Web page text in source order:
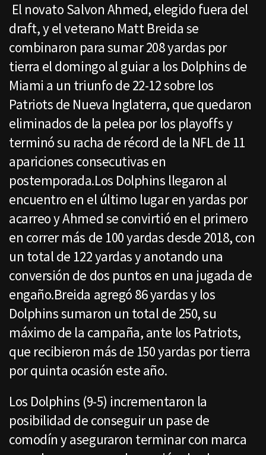
El novato Salvon Ahmed, elegido fuera del
draft, y el veterano Matt Breida se
combinaron para sumar 208 yardas por
tierra el domingo al guiar a los Dolphins de
Miami a un triunfo de 22-12 sobre los
Patriots de Nueva Inglaterra, que quedaron
eliminados de la pelea por los playoffs y
terminó su racha de récord de la NFL de 11
apariciones consecutivas en
postemporada.Los Dolphins llegaron al
encuentro en el último lugar en yardas por
acarreo y Ahmed se convirtió en el primero
en correr más de 100 yardas desde 2018, con
un total de 122 yardas y anotando una
conversión de dos puntos en una jugada de
engaño.Breida agregó 86 yardas y los
Dolphins sumaron un total de 250, su
máximo de la campaña, ante los Patriots,
que recibieron más de 150 yardas por tierra
por quinta ocasión este año.
Los Dolphins (9-5) incrementaron la
posibilidad de conseguir un pase de
comodín y aseguraron terminar con marca